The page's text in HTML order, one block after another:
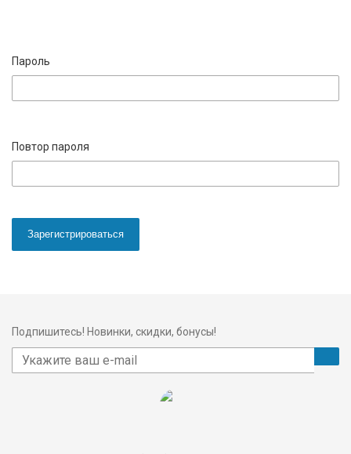
Пароль
Повтор пароля
Зарегистрироваться
Подпишитесь! Новинки, скидки, бонусы!